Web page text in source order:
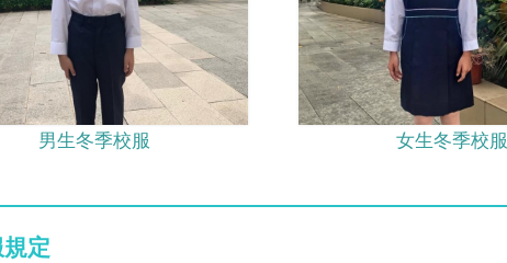
男生冬季校服 女生冬季校服
定